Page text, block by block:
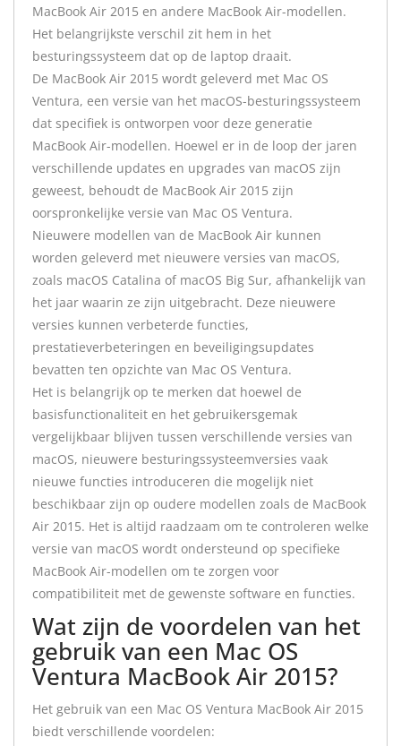
MacBook Air 2015 en andere MacBook Air-modellen.
Het belangrijkste verschil zit hem in het
besturingssysteem dat op de laptop draait.
De MacBook Air 2015 wordt geleverd met Mac OS
Ventura, een versie van het macOS-besturingssysteem
dat specifiek is ontworpen voor deze generatie
MacBook Air-modellen. Hoewel er in de loop der jaren
verschillende updates en upgrades van macOS zijn
geweest, behoudt de MacBook Air 2015 zijn
oorspronkelijke versie van Mac OS Ventura.
Nieuwere modellen van de MacBook Air kunnen
worden geleverd met nieuwere versies van macOS,
zoals macOS Catalina of macOS Big Sur, afhankelijk van
het jaar waarin ze zijn uitgebracht. Deze nieuwere
versies kunnen verbeterde functies,
prestatieverbeteringen en beveiligingsupdates
bevatten ten opzichte van Mac OS Ventura.
Het is belangrijk op te merken dat hoewel de
basisfunctionaliteit en het gebruikersgemak
vergelijkbaar blijven tussen verschillende versies van
macOS, nieuwere besturingssysteemversies vaak
nieuwe functies introduceren die mogelijk niet
beschikbaar zijn op oudere modellen zoals de MacBook
Air 2015. Het is altijd raadzaam om te controleren welke
versie van macOS wordt ondersteund op specifieke
MacBook Air-modellen om te zorgen voor
compatibiliteit met de gewenste software en functies.
Wat zijn de voordelen van het
gebruik van een Mac OS
Ventura MacBook Air 2015?
Het gebruik van een Mac OS Ventura MacBook Air 2015
biedt verschillende voordelen: